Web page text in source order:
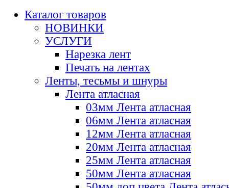
Каталог товаров
НОВИНКИ
УСЛУГИ
Нарезка лент
Печать на лентах
Ленты, тесьмы и шнуры
Лента атласная
03мм Лента атласная
06мм Лента атласная
12мм Лента атласная
20мм Лента атласная
25мм Лента атласная
50мм Лента атласная